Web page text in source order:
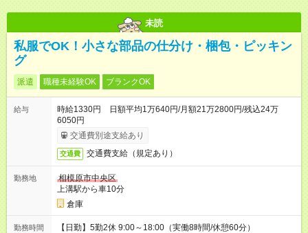
未読
私服でOK！小さな部品の仕分け・梱包・ピッキン
グ
派遣 職種未経験OK ブランクOK
給与
時給1330円 日額平均1万640円/月額21万2800円/残込24万
6050円
交通費別途支給あり
交通費 交通費支給（規定あり）
勤務地
相模原市中央区
上溝駅から車10分
倉庫
勤務時間 【日勤】5勤2休 9:00～18:00（実働8時間/休憩60分）